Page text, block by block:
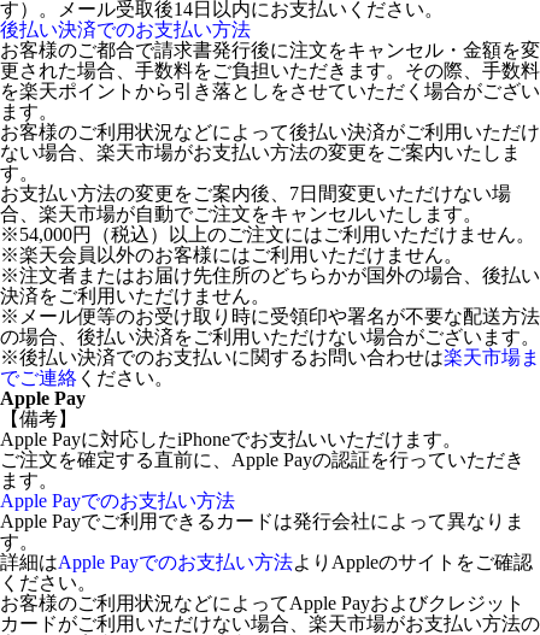
す）。メール受取後14日以内にお支払いください。
後払い決済でのお支払い方法
お客様のご都合で請求書発行後に注文をキャンセル・金額を変
更された場合、手数料をご負担いただきます。その際、手数料
を楽天ポイントから引き落としをさせていただく場合がござい
ます。
お客様のご利用状況などによって後払い決済がご利用いただけ
ない場合、楽天市場がお支払い方法の変更をご案内いたしま
す。
お支払い方法の変更をご案内後、7日間変更いただけない場
合、楽天市場が自動でご注文をキャンセルいたします。
※54,000円（税込）以上のご注文にはご利用いただけません。
※楽天会員以外のお客様にはご利用いただけません。
※注文者またはお届け先住所のどちらかが国外の場合、後払い
決済をご利用いただけません。
※メール便等のお受け取り時に受領印や署名が不要な配送方法
の場合、後払い決済をご利用いただけない場合がございます。
※後払い決済でのお支払いに関するお問い合わせは楽天市場ま
でご連絡 ください。
Apple Pay
【備考】
Apple Payに対応したiPhoneでお支払いいただけます。
ご注文を確定する直前に、Apple Payの認証を行っていただき
ます。
Apple Payでのお支払い方法
Apple Payでご利用できるカードは発行会社によって異なりま
す。
詳細はApple Payでのお支払い方法よりAppleのサイトをご確認
ください。
お客様のご利用状況などによってApple Payおよびクレジット
カードがご利用いただけない場合、楽天市場がお支払い方法の